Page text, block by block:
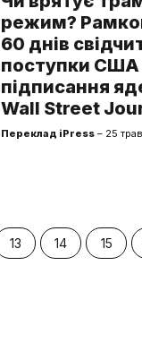
режим?
60 днів
поступки
підписання
Wall Street
Переклад iPress– 25
13 14 15